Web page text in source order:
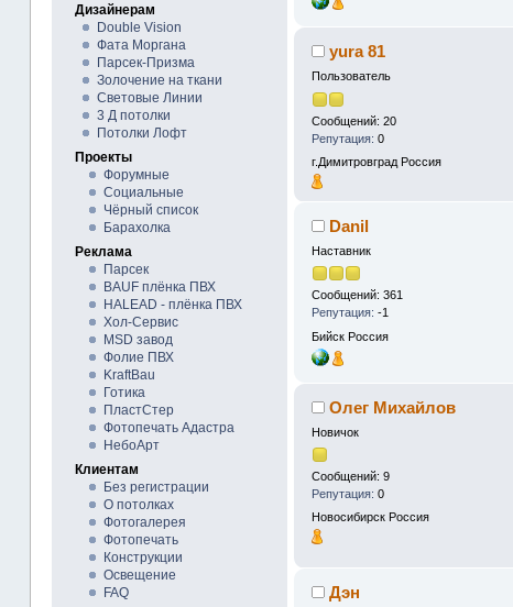
Дизайнерам
Double Vision
Фата Моргана
Парсек-Призма
Золочение на ткани
Световые Линии
3 Д потолки
Потолки Лофт
Проекты
Форумные
Социальные
Чёрный список
Барахолка
Реклама
Парсек
BAUF плёнка ПВХ
HALEAD - плёнка ПВХ
Хол-Сервис
MSD завод
Фолие ПВХ
KraftBau
Готика
ПластСтер
Фотопечать Адастра
НебоАрт
Клиентам
Без регистрации
О потолках
Фотогалерея
Фотопечать
Конструкции
Освещение
FAQ
yura 81
Пользователь
Сообщений: 20
Репутация: 0
г.Димитровград Россия
Danil
Наставник
Сообщений: 361
Репутация: -1
Бийск Россия
Олег Михайлов
Новичок
Сообщений: 9
Репутация: 0
Новосибирск Россия
Дэн